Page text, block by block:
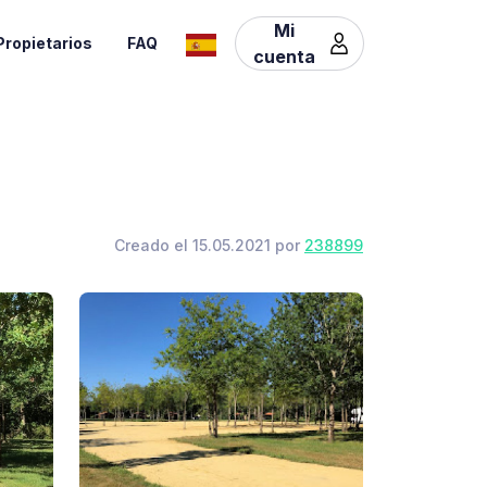
FAQ
Mi
cuenta
Creado el 15.05.2021 por 238899